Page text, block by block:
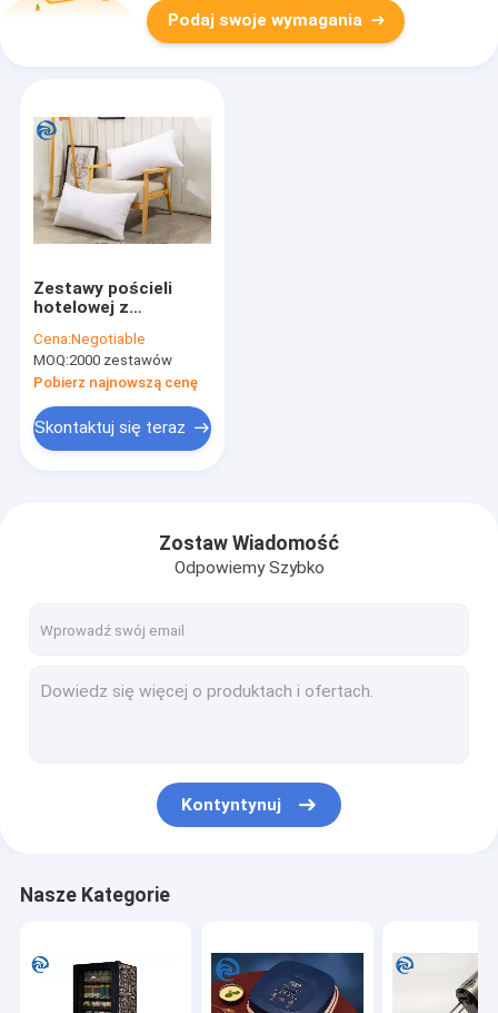
Dom
O nas
Podaj swoje wymagania
Zestawy pościeli
hotelowej z
20,1-25 cm
aksamitna poduszka
rdzeń
Cena:Negotiable
MOQ:2000 zestawów
Pobierz najnowszą cenę
Skontaktuj się teraz
Zostaw Wiadomość
Odpowiemy Szybko
Kontyntynuj
Nasze Kategorie